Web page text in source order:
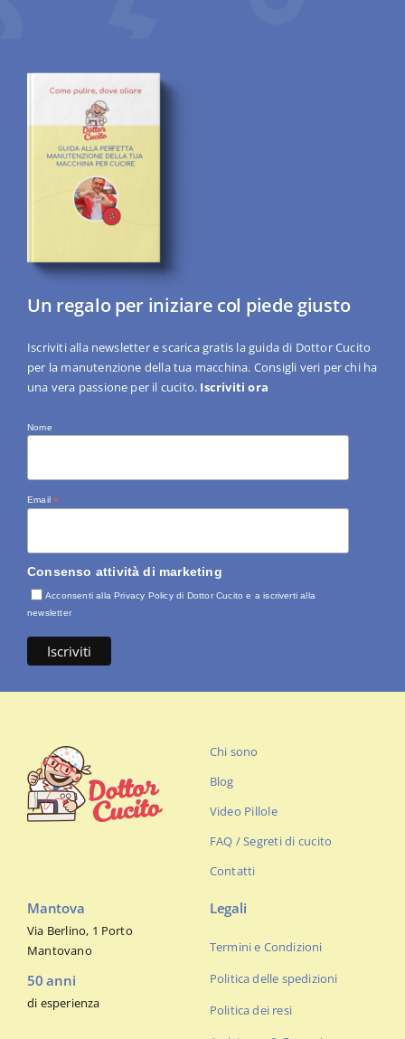
Un regalo per iniziare col piede giusto
Iscriviti alla newsletter e scarica gratis la guida di Dottor Cucito
per la manutenzione della tua macchina. Consigli veri per chi ha
una vera passione per il cucito. Iscriviti ora
Nome
Email*
Consenso attività di marketing
Acconsenti alla Privacy Policy di Dottor Cucito e a iscriverti alla
newsletter
Chi sono
Blog
Video Pillole
FAQ / Segreti di cucito
Contatti
Mantova
Via Berlino, 1 Porto
Mantovano
50 anni
di esperienza
Legali
Termini e Condizioni
Politica delle spedizioni
Politica dei resi